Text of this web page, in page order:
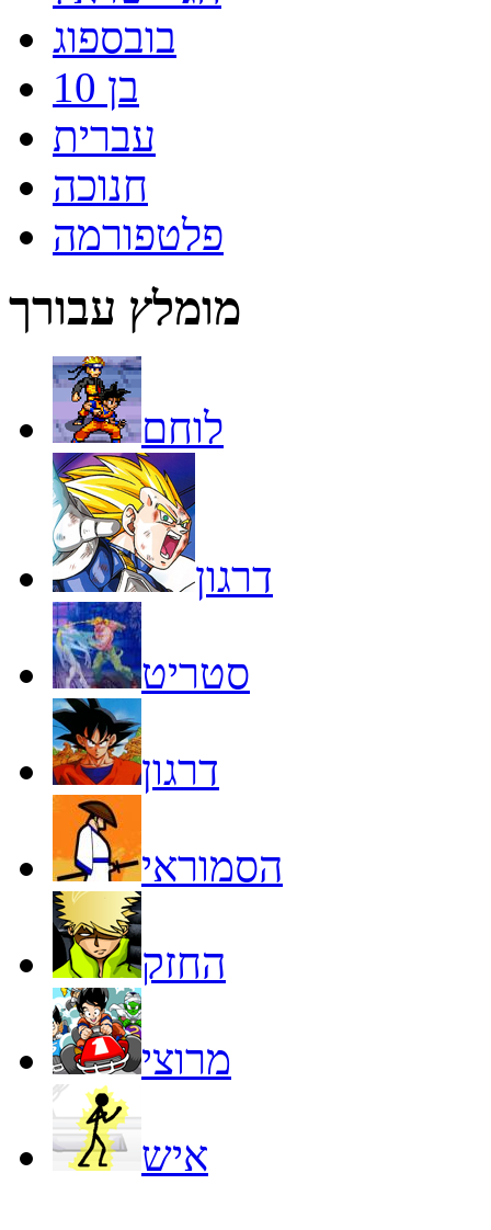
בובספוג
בן 10
עברית
חנוכה
פלטפורמה
מומלץ עבורך
לוחם
דרגון
סטריט
דרגון
הסמוראי
החזק
מרוצי
איש